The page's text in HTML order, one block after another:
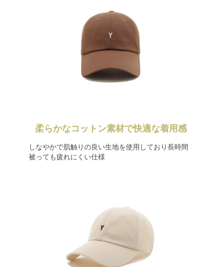
柔らかなコットン素材で快適な着用感
しなやかで肌触りの良い生地を使用しており長時間
被っても疲れにくい仕様